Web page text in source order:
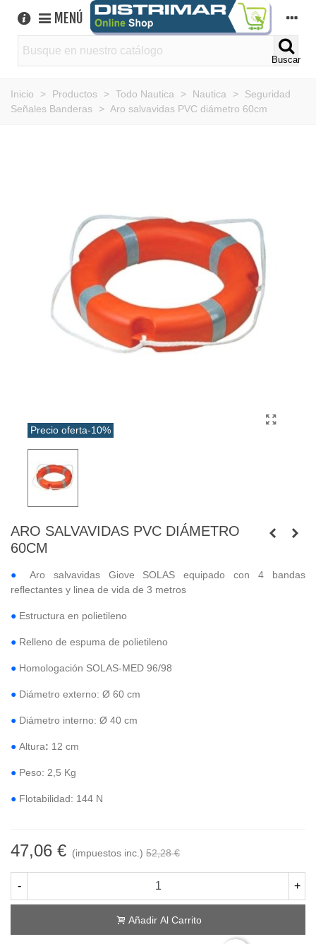
MENÚ
Buscar
Inicio > Productos > Todo Nautica > Nautica >
Seguridad
Señales Banderas
> Aro salvavidas PVC diámetro 60cm
Precio oferta-10%
ARO SALVAVIDAS PVC DIÁMETRO
60CM
●
Aro salvavidas Giove SOLAS equipado con 4 bandas
reflectantes y linea de vida de 3 metros
● Estructura en polietileno
● Relleno de espuma de polietileno
● Homologación SOLAS-MED 96/98
● Diámetro externo: Ø 60 cm
● Diámetro interno: Ø 40 cm
● Altura: 12 cm
● Peso: 2,5 Kg
● Flotabilidad: 144 N
47,06 € (impuestos inc.) 52,28 €
- +
Añadir Al Carrito